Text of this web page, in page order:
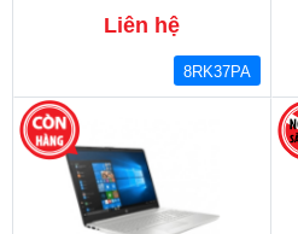
Liên hệ
8RK37PA